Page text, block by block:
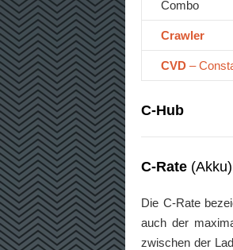
Combo
Crawler
CVD –
C-Hub
C-Rate (Akku)
Die C-Rate
auch der
zwischen der